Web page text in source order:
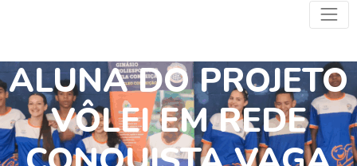
ALUNA DO PROJETO
VÔLEI EM REDE